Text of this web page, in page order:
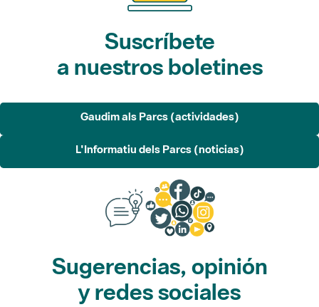
Suscríbete
a nuestros boletines
Gaudim als Parcs (actividades)
L'Informatiu dels Parcs (noticias)
Sugerencias, opinión
y redes sociales